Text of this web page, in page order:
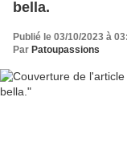
bella.
Publié le 03/10/2023 à
Par Patoupassions